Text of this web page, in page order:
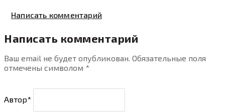
Написать комментарий
Написать комментарий
Ваш email не будет опубликован. Обязательные поля
отмечены символом *
Автор*